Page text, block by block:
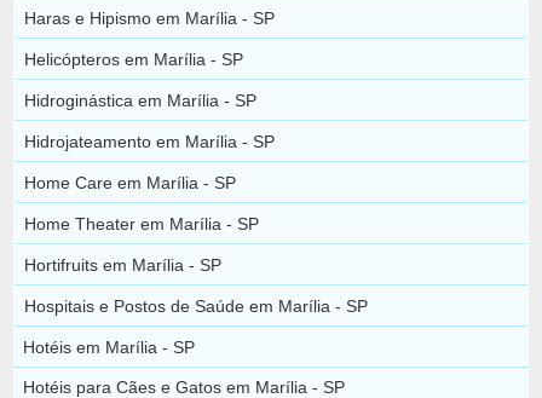
Haras e Hipismo em Marília - SP
Helicópteros em Marília - SP
Hidroginástica em Marília - SP
Hidrojateamento em Marília - SP
Home Care em Marília - SP
Home Theater em Marília - SP
Hortifruits em Marília - SP
Hospitais e Postos de Saúde em Marília - SP
Hotéis em Marília - SP
Hotéis para Cães e Gatos em Marília - SP